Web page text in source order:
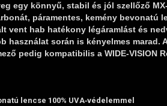
egy könnyű, stabil és jól szellőző
páramentes, kemény bevonatú
vent hab hatékony légáramlást és
használat során is kényelmes marad.
pedig kompatibilis a
lencse 100% UVA‑védelemmel